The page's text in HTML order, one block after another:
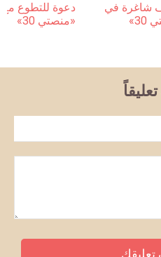
شاغرة في
دعوة للتطوع مع
«منصتي 30»